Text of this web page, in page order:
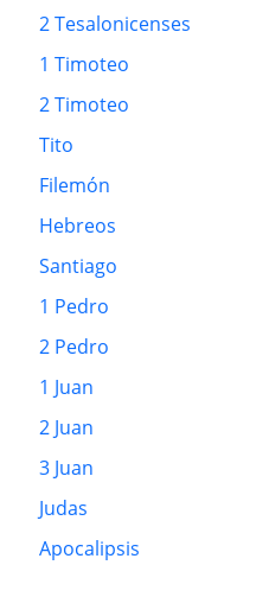
2 Tesalonicenses
1 Timoteo
2 Timoteo
Tito
Filemón
Hebreos
Santiago
1 Pedro
2 Pedro
1 Juan
2 Juan
3 Juan
Judas
Apocalipsis